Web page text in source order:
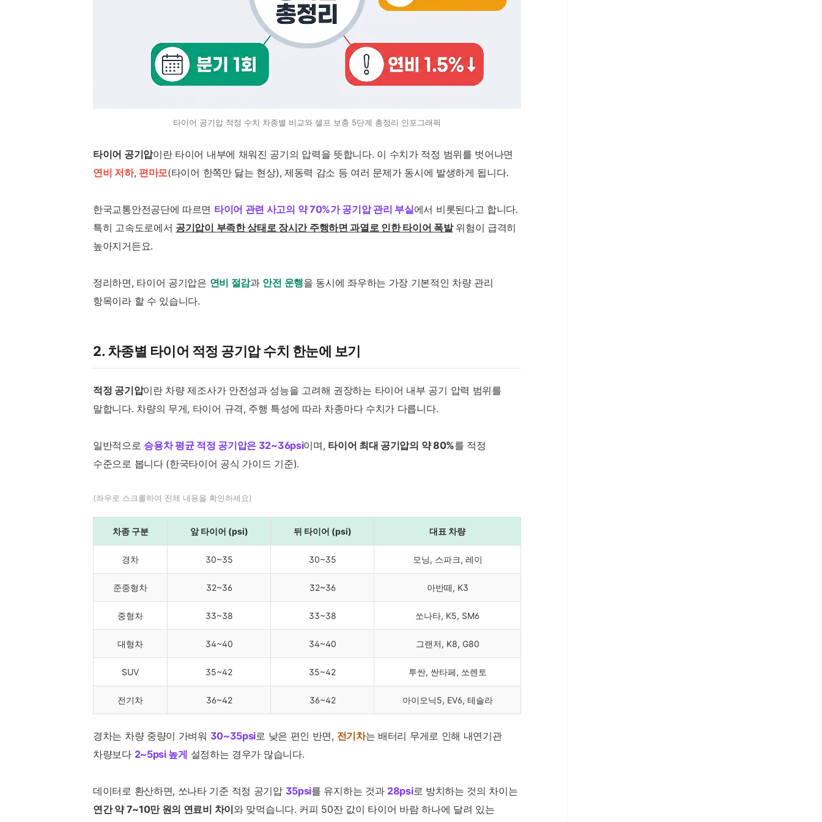
타이어 공기압 적정 수치 차종별 비교와 셀프 보충 5단계 총정리 인포그래픽
타이어 공기압이란 타이어 내부에 채워진 공기의 압력을 뜻합니다. 이 수치가 적정 범위를 벗어나면
연비 저하, 편마모(타이어 한쪽만 닳는 현상), 제동력 감소 등 여러 문제가 동시에 발생하게 됩니다.
한국교통안전공단에 따르면 타이어 관련 사고의 약 70%가 공기압 관리 부실에서 비롯된다고 합니다.
특히 고속도로에서 공기압이 부족한 상태로 장시간 주행하면 과열로 인한 타이어 폭발위험이 급격히
높아지거든요.
정리하면, 타이어 공기압은 연비 절감과 안전 운행을 동시에 좌우하는 가장 기본적인 차량 관리
항목이라 할 수 있습니다.
2. 차종별 타이어 적정 공기압 수치 한눈에 보기
적정 공기압이란 차량 제조사가 안전성과 성능을 고려해 권장하는 타이어 내부 공기 압력 범위를
말합니다. 차량의 무게, 타이어 규격, 주행 특성에 따라 차종마다 수치가 다릅니다.
일반적으로 승용차 평균 적정 공기압은 32~36psi이며, 타이어 최대 공기압의 약 80%를 적정
수준으로 봅니다 (한국타이어 공식 가이드 기준).
(좌우로 스크롤하여 전체 내용을 확인하세요)
차종 구분 앞 타이어 (psi) 뒤 타이어 (psi) 대표 차량
경차 30~35 30~35 모닝, 스파크, 레이
준중형차 32~36 32~36 아반떼, K3
중형차 33~38 33~38 쏘나타, K5, SM6
대형차 34~40 34~40 그랜저, K8, G80
SUV 35~42 35~42 투싼, 싼타페, 쏘렌토
전기차 36~42 36~42 아이오닉5, EV6, 테슬라
경차는 차량 중량이 가벼워 30~35psi로 낮은 편인 반면, 전기차는 배터리 무게로 인해 내연기관
차량보다 2~5psi 높게 설정하는 경우가 많습니다.
데이터로 환산하면, 쏘나타 기준 적정 공기압 35psi를 유지하는 것과 28psi로 방치하는 것의 차이는
연간 약 7~10만 원의 연료비 차이와 맞먹습니다. 커피 50잔 값이 타이어 바람 하나에 달려 있는